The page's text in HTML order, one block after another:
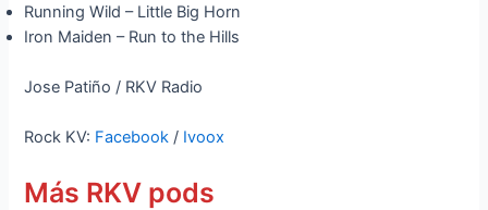
Running Wild – Little Big Horn
Iron Maiden – Run to the Hills
Jose Patiño / RKV Radio
Rock KV: Facebook / Ivoox
Más RKV pods